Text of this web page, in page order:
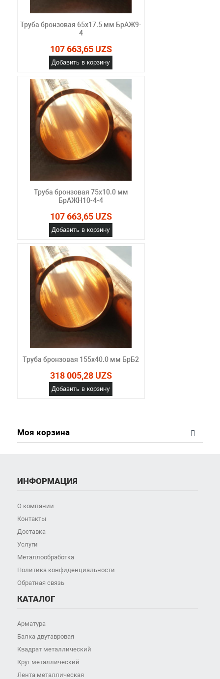
Труба бронзовая 65х17.5 мм БрАЖ9-
4
107 663,65 UZS
Добавить в корзину
Труба бронзовая 75х10.0 мм
БрАЖН10-4-4
107 663,65 UZS
Добавить в корзину
Труба бронзовая 155х40.0 мм БрБ2
318 005,28 UZS
Добавить в корзину
Моя корзина
ИНФОРМАЦИЯ
О компании
Контакты
Доставка
Услуги
Металлообработка
Политика конфиденциальности
Обратная связь
КАТАЛОГ
Арматура
Балка двутавровая
Квадрат металлический
Круг металлический
Лента металлическая